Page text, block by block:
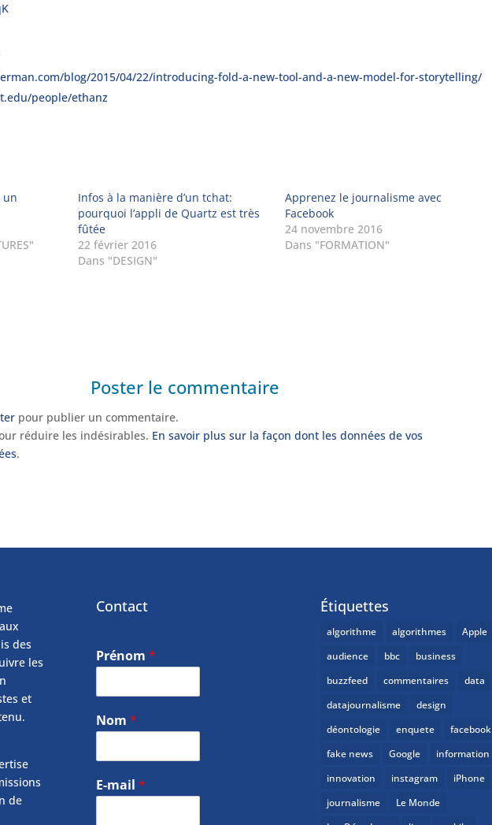
blog/2015/04/22/introducing-fold-a-new-tool-and-a-new-model-for-storytelling/
people/ethanz
un
Infos à la manière d’un tchat:
pourquoi l’appli de Quartz est très
fûtée
22 février 2016
Dans "DESIGN"
Apprenez le journalisme avec
Facebook
24 novembre 2016
Dans "FORMATION"
Poster le commentaire
pour publier un commentaire.
réduire les indésirables. En savoir plus sur la façon dont les données de vos
.
des
les
et
de
Contact
Prénom *
Nom *
E-mail *
Étiquettes
algorithme algorithmes
Apple
audience
bbc
business
buzzfeed
commentaires
data
datajournalisme
design
déontologie
enquete
facebook
fake news
Google
information
innovation
instagram
iPhone
journalisme
Le Monde